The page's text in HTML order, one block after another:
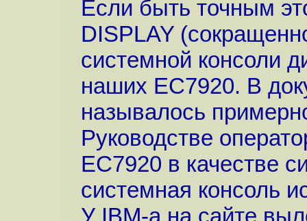
Если быть точным
DISPLAY
системной консоли
наших ЕС7920. В
называлось
Руководстве
ЕС7920 в качестве
системная консоль
У IBM-а на сайте